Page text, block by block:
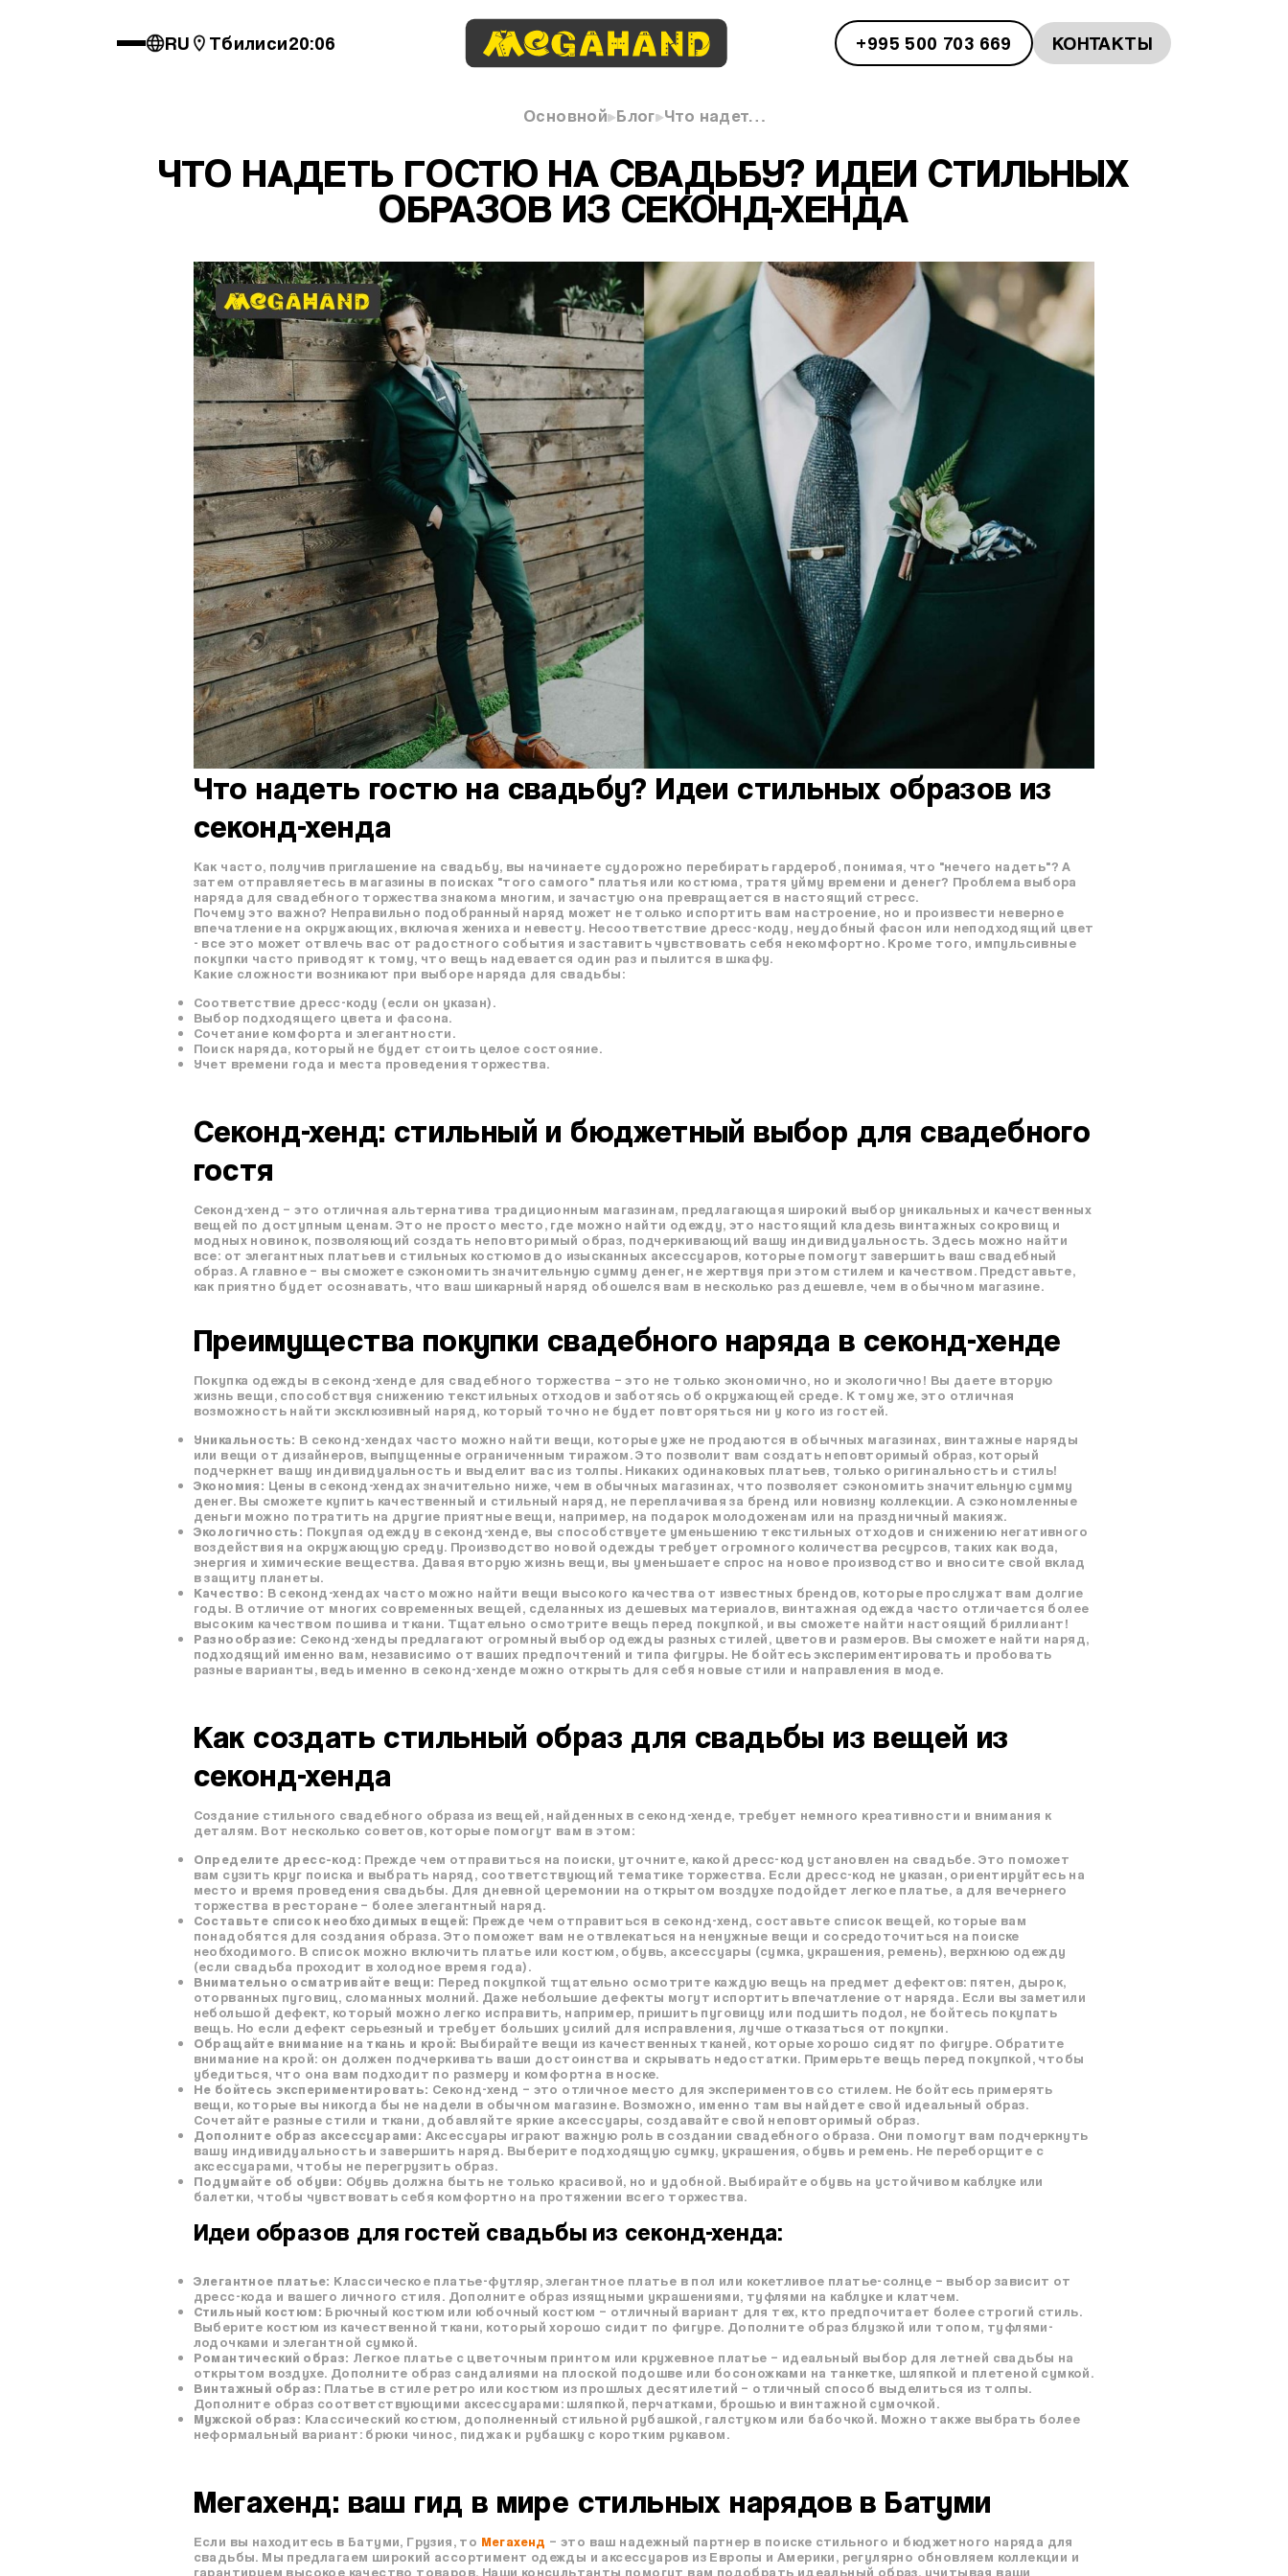
RU Тбилиси20:06 +995 500 703 669 КОНТАКТЫ
Основной Блог Что надет…
ЧТО НАДЕТЬ ГОСТЮ НА СВАДЬБУ? ИДЕИ СТИЛЬНЫХ
ОБРАЗОВ ИЗ СЕКОНД-ХЕНДА
Что надеть гостю на свадьбу? Идеи стильных образов из
секонд-хенда
Как часто, получив приглашение на свадьбу, вы начинаете судорожно перебирать гардероб, понимая, что "нечего надеть"? А
затем отправляетесь в магазины в поисках "того самого" платья или костюма, тратя уйму времени и денег? Проблема выбора
наряда для свадебного торжества знакома многим, и зачастую она превращается в настоящий стресс.
Почему это важно? Неправильно подобранный наряд может не только испортить вам настроение, но и произвести неверное
впечатление на окружающих, включая жениха и невесту. Несоответствие дресс-коду, неудобный фасон или неподходящий цвет
- все это может отвлечь вас от радостного события и заставить чувствовать себя некомфортно. Кроме того, импульсивные
покупки часто приводят к тому, что вещь надевается один раз и пылится в шкафу.
Какие сложности возникают при выборе наряда для свадьбы:
Соответствие дресс-коду (если он указан).
Выбор подходящего цвета и фасона.
Сочетание комфорта и элегантности.
Поиск наряда, который не будет стоить целое состояние.
Учет времени года и места проведения торжества.
Секонд-хенд: стильный и бюджетный выбор для свадебного
гостя
Секонд-хенд – это отличная альтернатива традиционным магазинам, предлагающая широкий выбор уникальных и качественных
вещей по доступным ценам. Это не просто место, где можно найти одежду, это настоящий кладезь винтажных сокровищ и
модных новинок, позволяющий создать неповторимый образ, подчеркивающий вашу индивидуальность. Здесь можно найти
все: от элегантных платьев и стильных костюмов до изысканных аксессуаров, которые помогут завершить ваш свадебный
образ. А главное – вы сможете сэкономить значительную сумму денег, не жертвуя при этом стилем и качеством. Представьте,
как приятно будет осознавать, что ваш шикарный наряд обошелся вам в несколько раз дешевле, чем в обычном магазине.
Преимущества покупки свадебного наряда в секонд-хенде
Покупка одежды в секонд-хенде для свадебного торжества – это не только экономично, но и экологично! Вы даете вторую
жизнь вещи, способствуя снижению текстильных отходов и заботясь об окружающей среде. К тому же, это отличная
возможность найти эксклюзивный наряд, который точно не будет повторяться ни у кого из гостей.
Уникальность: В секонд-хендах часто можно найти вещи, которые уже не продаются в обычных магазинах, винтажные наряды
или вещи от дизайнеров, выпущенные ограниченным тиражом. Это позволит вам создать неповторимый образ, который
подчеркнет вашу индивидуальность и выделит вас из толпы. Никаких одинаковых платьев, только оригинальность и стиль!
Экономия: Цены в секонд-хендах значительно ниже, чем в обычных магазинах, что позволяет сэкономить значительную сумму
денег. Вы сможете купить качественный и стильный наряд, не переплачивая за бренд или новизну коллекции. А сэкономленные
деньги можно потратить на другие приятные вещи, например, на подарок молодоженам или на праздничный макияж.
Экологичность: Покупая одежду в секонд-хенде, вы способствуете уменьшению текстильных отходов и снижению негативного
воздействия на окружающую среду. Производство новой одежды требует огромного количества ресурсов, таких как вода,
энергия и химические вещества. Давая вторую жизнь вещи, вы уменьшаете спрос на новое производство и вносите свой вклад
в защиту планеты.
Качество: В секонд-хендах часто можно найти вещи высокого качества от известных брендов, которые прослужат вам долгие
годы. В отличие от многих современных вещей, сделанных из дешевых материалов, винтажная одежда часто отличается более
высоким качеством пошива и ткани. Тщательно осмотрите вещь перед покупкой, и вы сможете найти настоящий бриллиант!
Разнообразие: Секонд-хенды предлагают огромный выбор одежды разных стилей, цветов и размеров. Вы сможете найти наряд,
подходящий именно вам, независимо от ваших предпочтений и типа фигуры. Не бойтесь экспериментировать и пробовать
разные варианты, ведь именно в секонд-хенде можно открыть для себя новые стили и направления в моде.
Как создать стильный образ для свадьбы из вещей из
секонд-хенда
Создание стильного свадебного образа из вещей, найденных в секонд-хенде, требует немного креативности и внимания к
деталям. Вот несколько советов, которые помогут вам в этом:
Определите дресс-код: Прежде чем отправиться на поиски, уточните, какой дресс-код установлен на свадьбе. Это поможет
вам сузить круг поиска и выбрать наряд, соответствующий тематике торжества. Если дресс-код не указан, ориентируйтесь на
место и время проведения свадьбы. Для дневной церемонии на открытом воздухе подойдет легкое платье, а для вечернего
торжества в ресторане – более элегантный наряд.
Составьте список необходимых вещей: Прежде чем отправиться в секонд-хенд, составьте список вещей, которые вам
понадобятся для создания образа. Это поможет вам не отвлекаться на ненужные вещи и сосредоточиться на поиске
необходимого. В список можно включить платье или костюм, обувь, аксессуары (сумка, украшения, ремень), верхнюю одежду
(если свадьба проходит в холодное время года).
Внимательно осматривайте вещи: Перед покупкой тщательно осмотрите каждую вещь на предмет дефектов: пятен, дырок,
оторванных пуговиц, сломанных молний. Даже небольшие дефекты могут испортить впечатление от наряда. Если вы заметили
небольшой дефект, который можно легко исправить, например, пришить пуговицу или подшить подол, не бойтесь покупать
вещь. Но если дефект серьезный и требует больших усилий для исправления, лучше отказаться от покупки.
Обращайте внимание на ткань и крой: Выбирайте вещи из качественных тканей, которые хорошо сидят по фигуре. Обратите
внимание на крой: он должен подчеркивать ваши достоинства и скрывать недостатки. Примерьте вещь перед покупкой, чтобы
убедиться, что она вам подходит по размеру и комфортна в носке.
Не бойтесь экспериментировать: Секонд-хенд – это отличное место для экспериментов со стилем. Не бойтесь примерять
вещи, которые вы никогда бы не надели в обычном магазине. Возможно, именно там вы найдете свой идеальный образ.
Сочетайте разные стили и ткани, добавляйте яркие аксессуары, создавайте свой неповторимый образ.
Дополните образ аксессуарами: Аксессуары играют важную роль в создании свадебного образа. Они помогут вам подчеркнуть
вашу индивидуальность и завершить наряд. Выберите подходящую сумку, украшения, обувь и ремень. Не переборщите с
аксессуарами, чтобы не перегрузить образ.
Подумайте об обуви: Обувь должна быть не только красивой, но и удобной. Выбирайте обувь на устойчивом каблуке или
балетки, чтобы чувствовать себя комфортно на протяжении всего торжества.
Идеи образов для гостей свадьбы из секонд-хенда:
Элегантное платье: Классическое платье-футляр, элегантное платье в пол или кокетливое платье-солнце – выбор зависит от
дресс-кода и вашего личного стиля. Дополните образ изящными украшениями, туфлями на каблуке и клатчем.
Стильный костюм: Брючный костюм или юбочный костюм – отличный вариант для тех, кто предпочитает более строгий стиль.
Выберите костюм из качественной ткани, который хорошо сидит по фигуре. Дополните образ блузкой или топом, туфлями-
лодочками и элегантной сумкой.
Романтический образ: Легкое платье с цветочным принтом или кружевное платье – идеальный выбор для летней свадьбы на
открытом воздухе. Дополните образ сандалиями на плоской подошве или босоножками на танкетке, шляпкой и плетеной сумкой.
Винтажный образ: Платье в стиле ретро или костюм из прошлых десятилетий – отличный способ выделиться из толпы.
Дополните образ соответствующими аксессуарами: шляпкой, перчатками, брошью и винтажной сумочкой.
Мужской образ: Классический костюм, дополненный стильной рубашкой, галстуком или бабочкой. Можно также выбрать более
неформальный вариант: брюки чинос, пиджак и рубашку с коротким рукавом.
Мегахенд: ваш гид в мире стильных нарядов в Батуми
Если вы находитесь в Батуми, Грузия, то Мегахенд – это ваш надежный партнер в поиске стильного и бюджетного наряда для
свадьбы. Мы предлагаем широкий ассортимент одежды и аксессуаров из Европы и Америки, регулярно обновляем коллекции и
гарантируем высокое качество товаров. Наши консультанты помогут вам подобрать идеальный образ, учитывая ваши